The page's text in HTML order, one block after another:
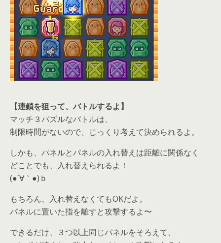
【連鎖を狙って、バトルするよ】
マッチ３パズルなバトルは、
制限時間がないので、じっくり考えて決められるよ。
しかも、パネルとパネルの入れ替えは距離に関係なく
どことでも、入れ替えられるよ！
(●´∀｀●)ｂ
もちろん、入れ替えなくてもOKだよ。
パネルに置いた指を離すと攻撃するよ〜
できるだけ、３つ以上同じパネルをそろえて、